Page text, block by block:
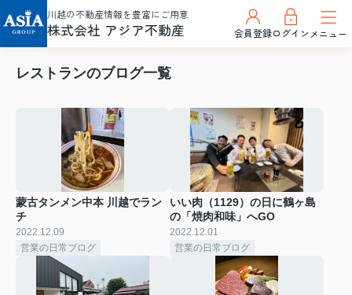
川越の不動産情報を豊富にご用意
株式会社 アジア不動産 会員登録ログインメニュー
レストランのブログ一覧
蒙古タンメン中本 川越でラン
チ
2022.12.09
営業の日常ブログ
いい肉（1129）の日に鶴ヶ島
の「焼肉和味」へGO
2022.12.01
営業の日常ブログ